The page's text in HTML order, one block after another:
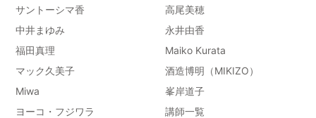
サントーシマ香
高尾美穂
中井まゆみ
永井由香
福田真理
Maiko Kurata
マック久美子
酒造博明（MIKIZO）
Miwa
峯岸道子
ヨーコ・フジワラ
講師一覧